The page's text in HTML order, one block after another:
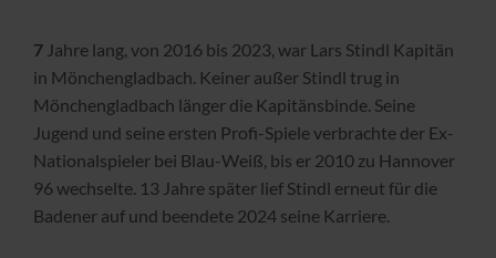
7 Jahre lang, von 2016 bis 2023, war Lars Stindl Kapitän
in Mönchengladbach. Keiner außer Stindl trug in
Mönchengladbach länger die Kapitänsbinde. Seine
Jugend und seine ersten Profi-Spiele verbrachte der Ex-
Nationalspieler bei Blau-Weiß, bis er 2010 zu Hannover
96 wechselte. 13 Jahre später lief Stindl erneut für die
Badener auf und beendete 2024 seine Karriere.